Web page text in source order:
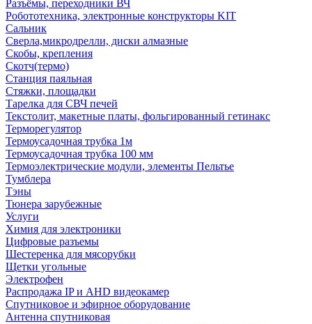
Разъёмы, переходники ВЧ
Робототехника, электронные конструкторы KIT
Сальник
Сверла,микродрелли, диски алмазные
Скобы, крепления
Скотч(термо)
Станция паяльная
Стяжки, площадки
Тарелка для СВЧ печей
Текстолит, макетные платы, фольгированный гетинакс
Терморегулятор
Термоусадочная трубка 1м
Термоусадочная трубка 100 мм
Термоэлектрические модули, элементы Пельтье
Тумблера
Тэны
Тюнера зарубежные
Услуги
Химия для электроники
Цифровые разъемы
Шестеренка для мясорубки
Щетки угольные
Электрофен
Распродажа IP и AHD видеокамер
Спутниковое и эфирное оборудование
Антенна спутниковая